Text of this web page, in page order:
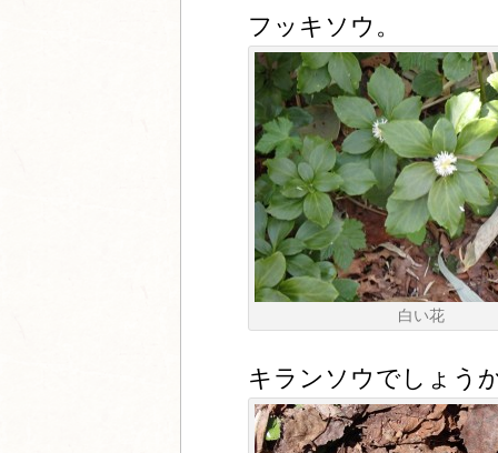
フッキソウ。
白い花
キランソウでしょう